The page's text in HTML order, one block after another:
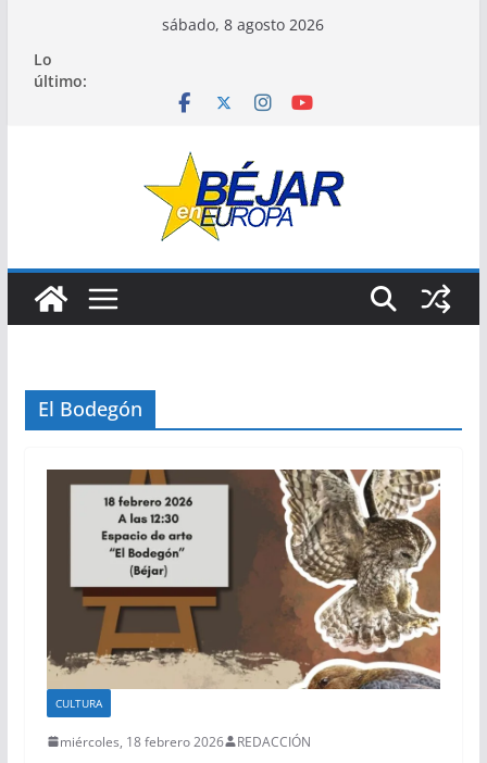
contenido
sábado, 8 agosto 2026
Lo
último:
El Bodegón
CULTURA
miércoles, 18 febrero 2026 REDACCIÓN